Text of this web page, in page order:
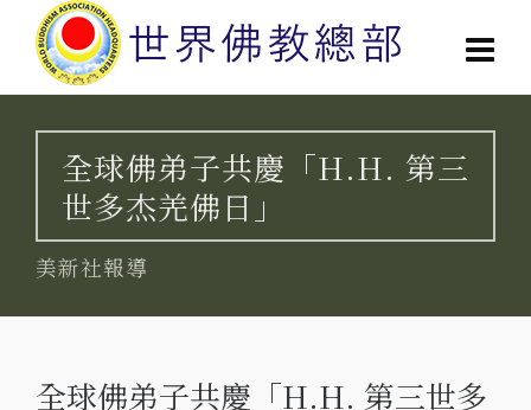
全球佛弟子共慶「H.H. 第三
世多杰羌佛日」
美新社報導
全球佛弟子共慶「H.H. 第三世多